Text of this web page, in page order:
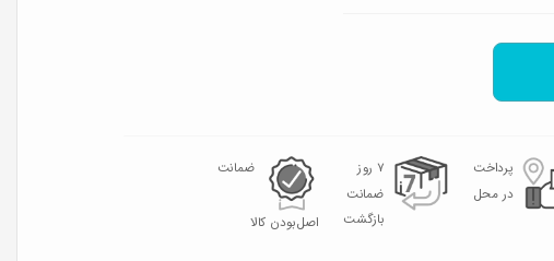
پرداخت
در محل
۷ روز
ضمانت
بازگشت
ضمانت
اصل‌بودن کالا